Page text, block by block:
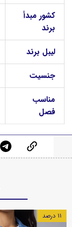
کشور مبدأ
برند
لیبل برند
جنسیت
مناسب
فصل
۱۱ درصد